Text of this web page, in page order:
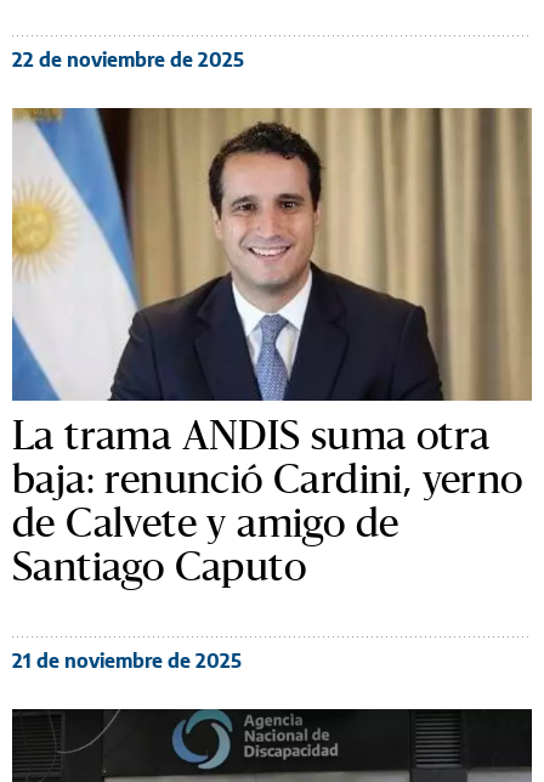
22 de noviembre de 2025
La trama ANDIS suma otra
baja: renunció Cardini, yerno
de Calvete y amigo de
Santiago Caputo
21 de noviembre de 2025